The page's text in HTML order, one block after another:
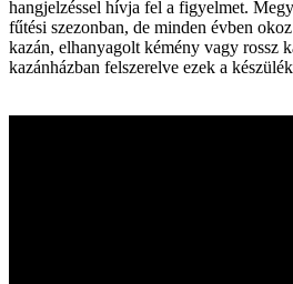
hangjelzéssel hívja fel a figyelmet.
fűtési szezonban, de minden évben
kazán, elhanyagolt kémény vagy rossz
kazánházban felszerelve ezek a